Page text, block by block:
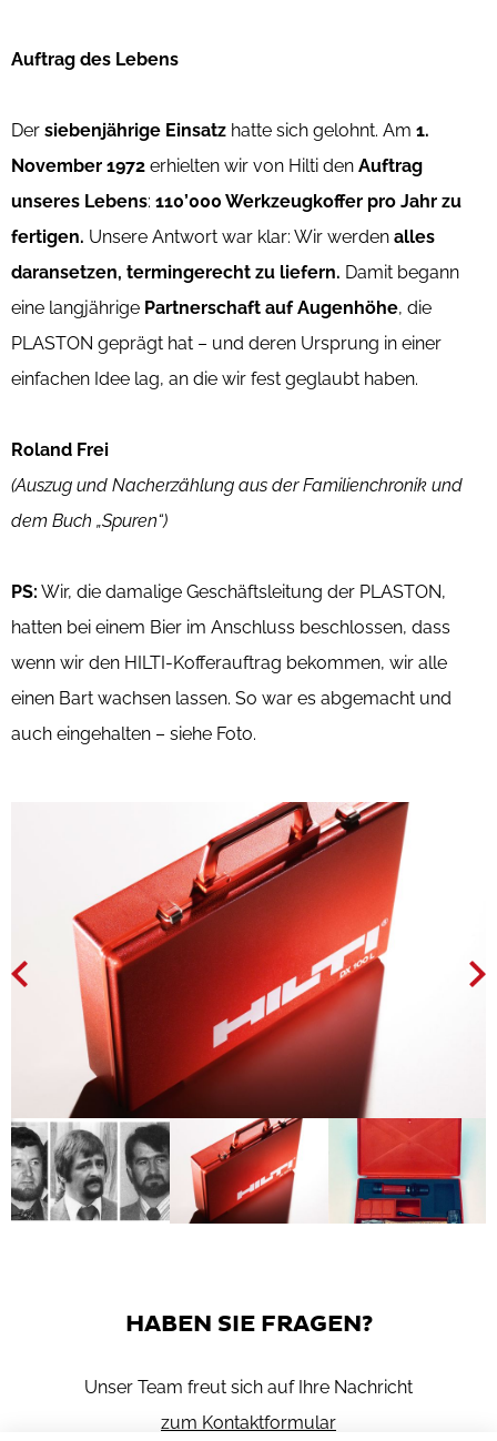
Auftrag des Lebens
Der siebenjährige Einsatz hatte sich gelohnt. Am 1.
November 1972 erhielten wir von Hilti den Auftrag
unseres Lebens: 110’000 Werkzeugkoffer pro Jahr zu
fertigen. Unsere Antwort war klar: Wir werden alles
daransetzen, termingerecht zu liefern. Damit begann
eine langjährige Partnerschaft auf Augenhöhe, die
PLASTON geprägt hat – und deren Ursprung in einer
einfachen Idee lag, an die wir fest geglaubt haben.
Roland Frei
(Auszug und Nacherzählung aus der Familienchronik und
dem Buch „Spuren“)
PS: Wir, die damalige Geschäftsleitung der PLASTON,
hatten bei einem Bier im Anschluss beschlossen, dass
wenn wir den HILTI-Kofferauftrag bekommen, wir alle
einen Bart wachsen lassen. So war es abgemacht und
auch eingehalten – siehe Foto.
HABEN SIE FRAGEN?
Unser Team freut sich auf Ihre Nachricht
zum Kontaktformular